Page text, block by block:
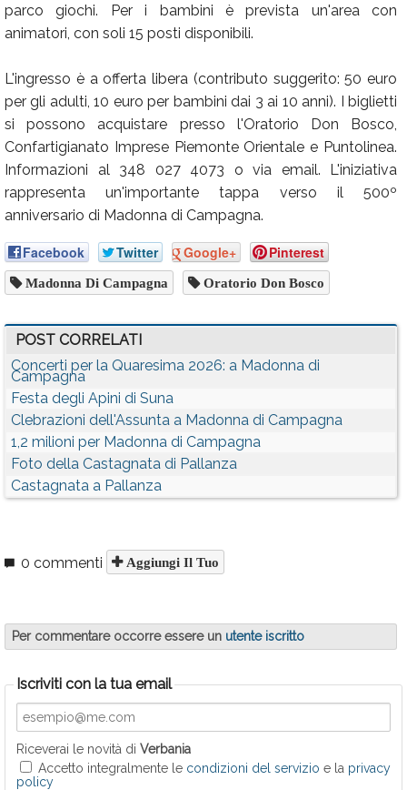
parco giochi. Per i bambini è prevista un'area con
animatori, con soli 15 posti disponibili.
L'ingresso è a offerta libera (contributo suggerito: 50 euro
per gli adulti, 10 euro per bambini dai 3 ai 10 anni). I biglietti
si possono acquistare presso l'Oratorio Don Bosco,
Confartigianato Imprese Piemonte Orientale e Puntolinea.
Informazioni al 348 027 4073 o via email. L'iniziativa
rappresenta un'importante tappa verso il 500º
anniversario di Madonna di Campagna.
Facebook Twitter Google+ Pinterest
Madonna Di Campagna Oratorio Don Bosco
POST CORRELATI
Concerti per la Quaresima 2026: a Madonna di
Campagna
Festa degli Apini di Suna
Clebrazioni dell'Assunta a Madonna di Campagna
1,2 milioni per Madonna di Campagna
Foto della Castagnata di Pallanza
Castagnata a Pallanza
0 commenti Aggiungi Il Tuo
Per commentare occorre essere un utente iscritto
Iscriviti con la tua email
Riceverai le novità di Verbania
Accetto integralmente le condizioni del servizio e la privacy
policy